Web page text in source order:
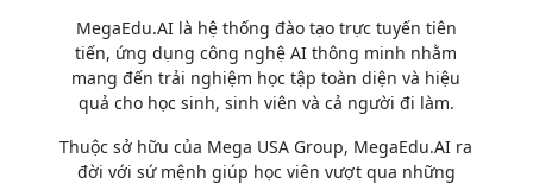
MegaEdu.AI là hệ thống đào tạo trực tuyến tiên
tiến, ứng dụng công nghệ AI thông minh nhằm
mang đến trải nghiệm học tập toàn diện và hiệu
quả cho học sinh, sinh viên và cả người đi làm.
Thuộc sở hữu của Mega USA Group, MegaEdu.AI ra
đời với sứ mệnh giúp học viên vượt qua những